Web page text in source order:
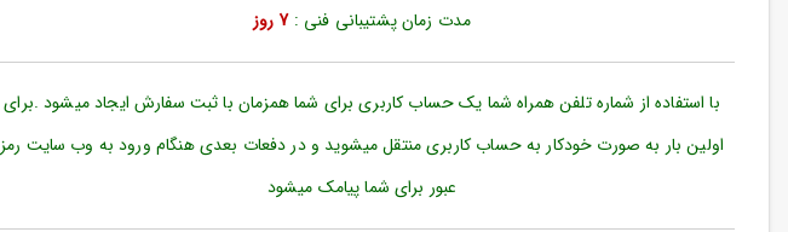
ثبت
بازیابی
رمز
مدت زمان پشتیبانی فنی :7 روز
با استفاده از شماره تلفن همراه شما یک حساب کاربری برای شما همزمان با ثبت سفارش ایجاد میشود .برای
اولین بار به صورت خودکار به حساب کاربری منتقل میشوید و در دفعات بعدی هنگام ورود به وب سایت رمز
عبور برای شما پیامک میشود